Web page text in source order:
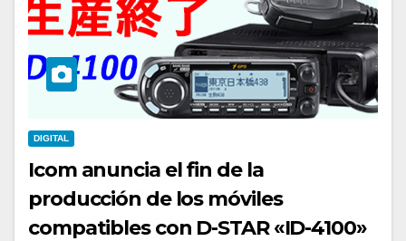
DIGITAL
Icom anuncia el fin de la
producción de los móviles
compatibles con D-STAR «ID-4100»